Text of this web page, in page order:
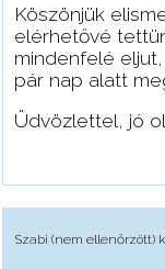
Köszönjük
elérhetővé
mindenfelé
pár nap alatt
Üdvözlettel, jó
Szabi (nem ellenőrzött)